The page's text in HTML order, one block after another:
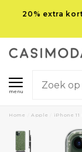
20% extra
menu
Home Apple iPhone